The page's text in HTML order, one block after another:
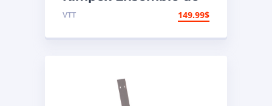
poignées et pouces
chauffants Premium
000418
VTT 149.99$